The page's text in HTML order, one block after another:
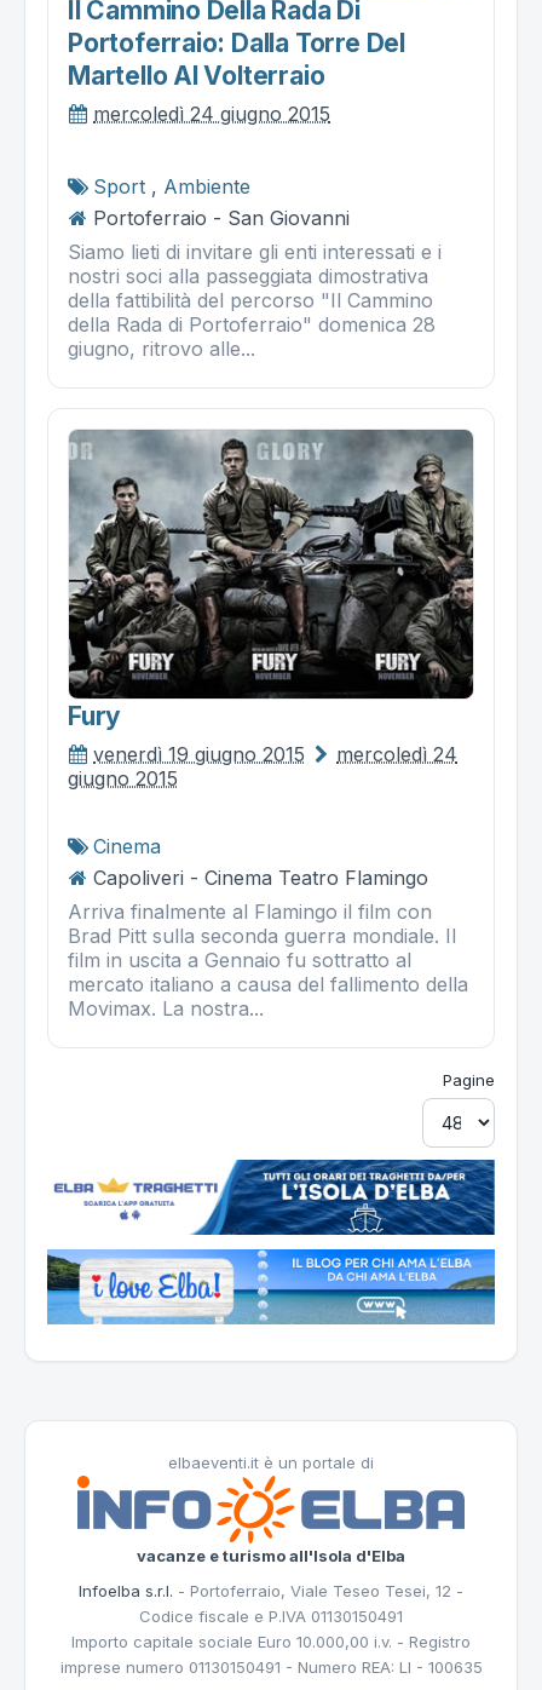
Il Cammino Della Rada Di
Portoferraio: Dalla Torre Del
Martello Al Volterraio
mercoledì 24 giugno 2015
Sport , Ambiente
Portoferraio - San Giovanni
Siamo lieti di invitare gli enti interessati e i
nostri soci alla passeggiata dimostrativa
della fattibilità del percorso "Il Cammino
della Rada di Portoferraio" domenica 28
giugno, ritrovo alle...
Fury
venerdì 19 giugno 2015
mercoledì 24
giugno 2015
Cinema
Capoliveri - Cinema Teatro Flamingo
Arriva finalmente al Flamingo il film con
Brad Pitt sulla seconda guerra mondiale. Il
film in uscita a Gennaio fu sottratto al
mercato italiano a causa del fallimento della
Movimax. La nostra...
Pagine
elbaeventi.it è un portale di
vacanze e turismo all'Isola d'Elba
Infoelba s.r.l. - Portoferraio, Viale Teseo Tesei, 12 -
Codice fiscale e P.IVA 01130150491
Importo capitale sociale Euro 10.000,00 i.v. - Registro
imprese numero 01130150491 - Numero REA: LI - 100635